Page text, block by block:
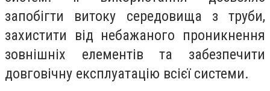
запобігти витоку середовища з труби,
захистити від небажаного проникнення
зовнішніх елементів та забезпечити
довговічну експлуатацію всієї системи.